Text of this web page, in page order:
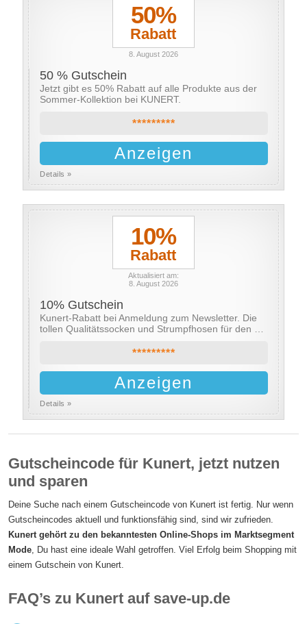
50%
Rabatt
8. August 2026
50 % Gutschein
Jetzt gibt es 50% Rabatt auf alle Produkte aus der
Sommer-Kollektion bei KUNERT.
*********
Anzeigen
Details »
10%
Rabatt
Aktualisiert am:
8. August 2026
10% Gutschein
Kunert-Rabatt bei Anmeldung zum Newsletter. Die
tollen Qualitätssocken und Strumpfhosen für den …
*********
Anzeigen
Details »
Gutscheincode für Kunert, jetzt nutzen
und sparen
Deine Suche nach einem Gutscheincode von Kunert ist fertig. Nur wenn
Gutscheincodes aktuell und funktionsfähig sind, sind wir zufrieden.
Kunert gehört zu den bekanntesten Online-Shops im Marktsegment
Mode, Du hast eine ideale Wahl getroffen. Viel Erfolg beim Shopping mit
einem Gutschein von Kunert.
FAQ’s zu Kunert auf save-up.de